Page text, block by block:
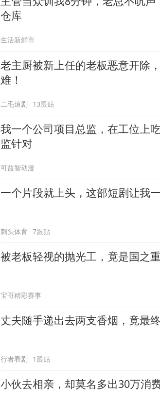
仓库
生活新鲜市
老主厨被新上任的老板恶意开除
难！
二毛追剧 13跟贴
我一个公司项目总监，在工位上
监针对
可益智动漫
一个片段就上头，这部短剧让我
刺头体育 7跟贴
被老板轻视的抛光工，竟是国之
宝哥精彩赛事
丈夫随手递出去两支香烟，竟最
行者看剧 1跟贴
小伙去相亲，却莫名多出30万消